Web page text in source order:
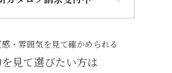
・雰囲気を見て確かめられる
見て選びたい方は